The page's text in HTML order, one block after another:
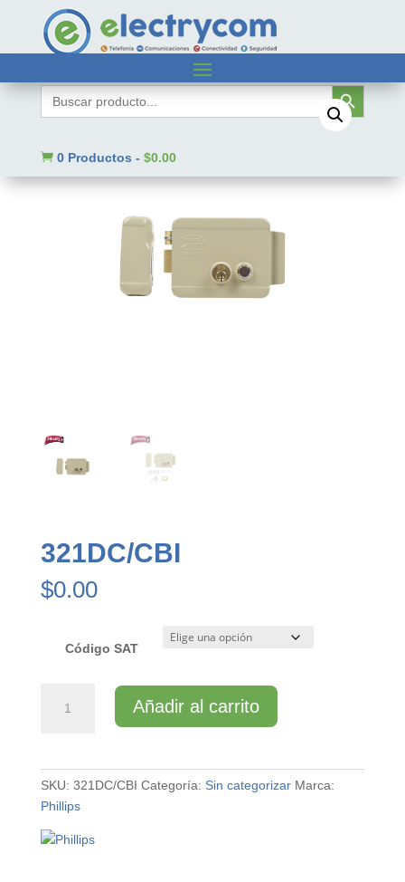
Buscar: Botón de búsqueda
 0 Productos - $0.00
/ 321DC/CBI
321DC/CBI
$0.00
Código SAT
cantidad
Añadir al carrito
SKU: 321DC/CBI Categoría: Sin categorizar Marca:
Phillips